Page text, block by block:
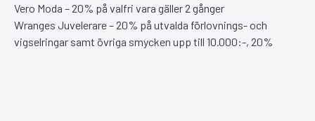
Vero Moda – 20% på valfri vara gäller 2 gånger
Wranges Juvelerare – 20% på utvalda förlovnings- och
vigselringar samt övriga smycken upp till 10.000:-, 20%